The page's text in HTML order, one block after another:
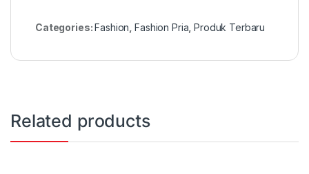
Categories: Fashion, Fashion Pria, Produk Terbaru
Related products